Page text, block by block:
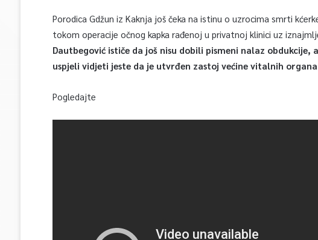
Porodica Gdžun iz Kaknja još čeka na istinu o uzrocima smrti
tokom operacije očnog kapka rađenoj u privatnoj klinici uz
Dautbegović ističe da još nisu dobili pismeni nalaz
uspjeli vidjeti jeste da je utvrđen zastoj većine vitalnih
Pogledajte